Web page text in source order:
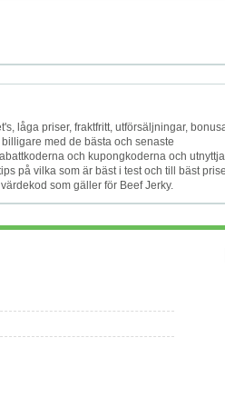
låga priser, fraktfritt, utförsäljningar,
med de bästa och senaste
och kupongkoderna och utnyttja
på vilka som är bäst i test och till bäst
som gäller för Beef Jerky.